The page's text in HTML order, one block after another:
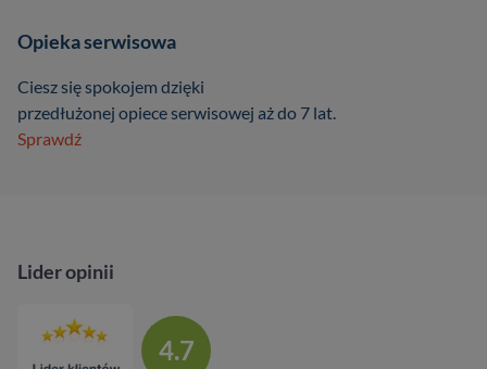
Opieka serwisowa
Ciesz się spokojem dzięki
przedłużonej opiece serwisowej aż do 7 lat.
Sprawdź
Lider opinii
4.7